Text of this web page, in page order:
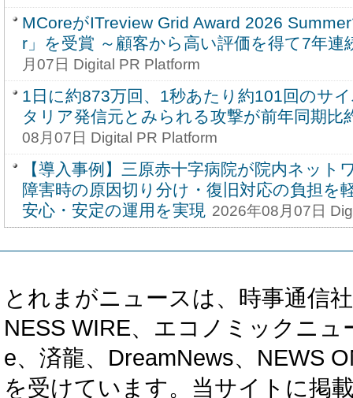
MCoreがITreview Grid Award 2026
r」を受賞 ～顧客から高い評価を得て7年連
月07日 Digital PR Platform
1日に約873万回、1秒あたり約101回のサ
タリア発信元とみられる攻撃が前年同期比
08月07日 Digital PR Platform
【導入事例】三原赤十字病院が院内ネット
障害時の原因切り分け・復旧対応の負担を
安心・安定の運用を実現 2026年08月07日
とれまがニュースは、時事通信
NESS WIRE、エコノミックニ
e、済龍、DreamNews、NEWS
を受けています。当サイトに掲